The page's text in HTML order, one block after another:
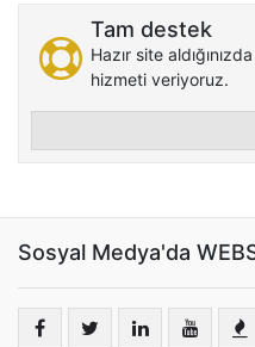
Tam destek
Hazır site
hizmeti veriyoruz.
Sosyal Medya'da